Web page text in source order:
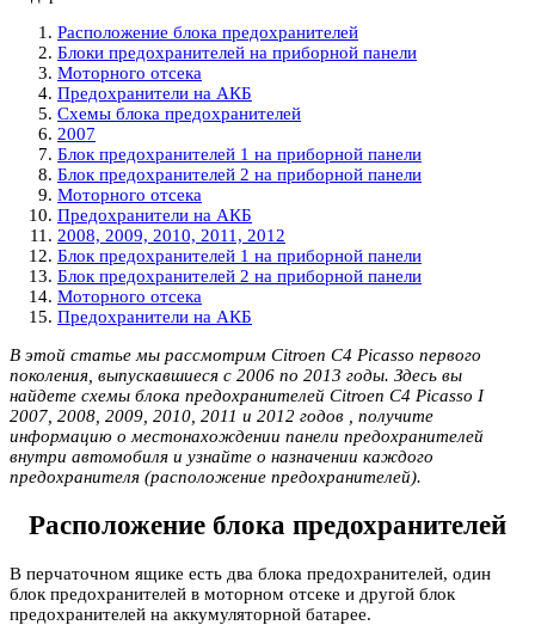
Расположение блока предохранителей
Блоки предохранителей на приборной панели
Моторного отсека
Предохранители на АКБ
Схемы блока предохранителей
2007
Блок предохранителей 1 на приборной панели
Блок предохранителей 2 на приборной панели
Моторного отсека
Предохранители на АКБ
2008, 2009, 2010, 2011, 2012
Блок предохранителей 1 на приборной панели
Блок предохранителей 2 на приборной панели
Моторного отсека
Предохранители на АКБ
В этой статье мы рассмотрим Citroen C4 Picasso первого
поколения, выпускавшиеся с 2006 по 2013 годы. Здесь вы
найдете схемы блока предохранителей Citroen C4 Picasso I
2007, 2008, 2009, 2010, 2011 и 2012 годов , получите
информацию о местонахождении панели предохранителей
внутри автомобиля и узнайте о назначении каждого
предохранителя (расположение предохранителей).
Расположение блока предохранителей
В перчаточном ящике есть два блока предохранителей, один
блок предохранителей в моторном отсеке и другой блок
предохранителей на аккумуляторной батарее.